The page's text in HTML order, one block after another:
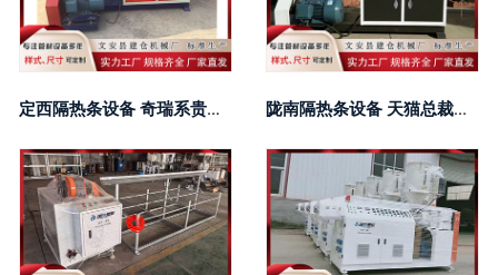
定西隔热条设备 奇瑞系贵的车开启预售，理想i6上市|一周车闻 陇南隔热条设备 天猫总裁家洛：天猫实现四年来双11全周期好增长